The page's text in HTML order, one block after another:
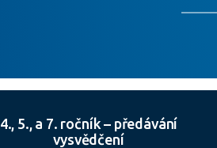
4., 5., a 7. ročník – předávání
vysvědčení